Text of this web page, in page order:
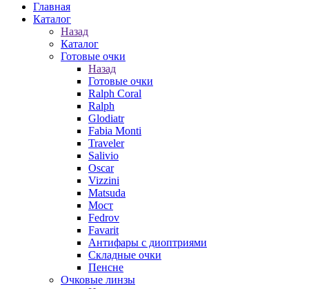
Главная
Каталог
Назад
Каталог
Готовые очки
Назад
Готовые очки
Ralph Coral
Ralph
Glodiatr
Fabia Monti
Traveler
Salivio
Oscar
Vizzini
Matsuda
Мост
Fedrov
Favarit
Антифары с диоптриями
Складные очки
Пенсне
Очковые линзы